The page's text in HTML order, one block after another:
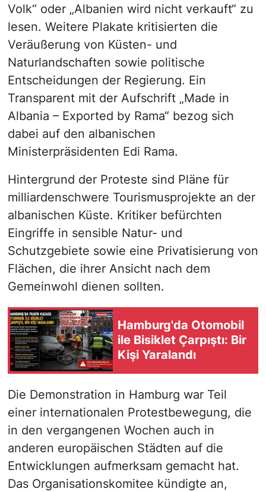
Volk“ oder „Albanien wird nicht verkauft“ zu
lesen. Weitere Plakate kritisierten die
Veräußerung von Küsten- und
Naturlandschaften sowie politische
Entscheidungen der Regierung. Ein
Transparent mit der Aufschrift „Made in
Albania – Exported by Rama“ bezog sich
dabei auf den albanischen
Ministerpräsidenten Edi Rama.
Hintergrund der Proteste sind Pläne für
milliardenschwere Tourismusprojekte an der
albanischen Küste. Kritiker befürchten
Eingriffe in sensible Natur- und
Schutzgebiete sowie eine Privatisierung von
Flächen, die ihrer Ansicht nach dem
Gemeinwohl dienen sollten.
Hamburg'da Otomobil
ile Bisiklet Çarpıştı: Bir
Kişi Yaralandı
Die Demonstration in Hamburg war Teil
einer internationalen Protestbewegung, die
in den vergangenen Wochen auch in
anderen europäischen Städten auf die
Entwicklungen aufmerksam gemacht hat.
Das Organisationskomitee kündigte an,